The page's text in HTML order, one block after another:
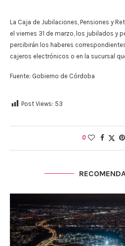
La Caja de Jubilaciones, Pensiones y
el viernes 31 de marzo, los jubilados y
percibirán los haberes
cajeros electrónicos o en la sucursal
Fuente: Gobierno de Córdoba
Post Views: 53
0